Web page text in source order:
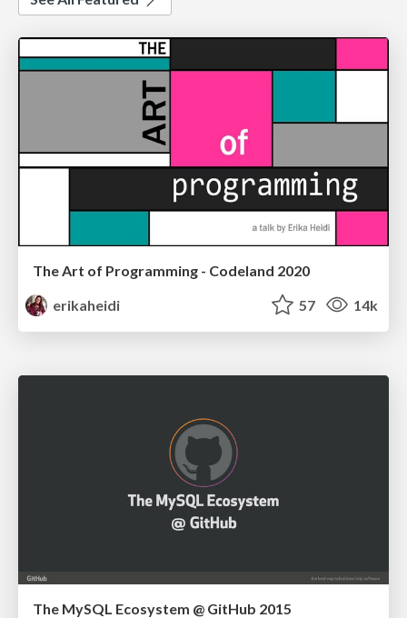
The Art of Programming - Codeland 2020
erikaheidi
57 14k
The MySQL Ecosystem @ GitHub 2015